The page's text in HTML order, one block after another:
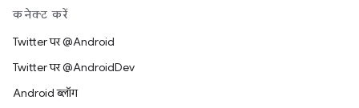
कनेक्ट करें
Twitter पर @Android
Twitter पर @AndroidDev
Android ब्लॉग